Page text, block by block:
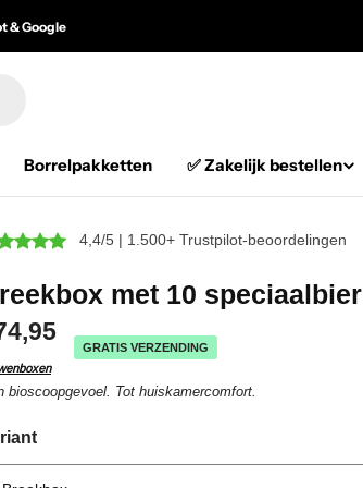
& Google
Borrelpakketten ✅ Zakelijk bestellen
4,4/5 | 1.500+ Trustpilot-beoordelingen
met 10 speciaalbier
GRATIS VERZENDING
bioscoopgevoel. Tot huiskamercomfort.